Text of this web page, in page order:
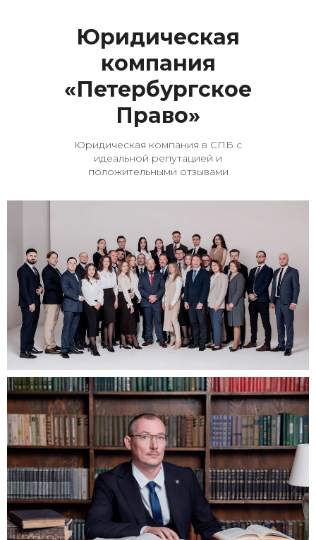
Юридическая
компания
«Петербургское
Право»
Юридическая компания в СПБ с
идеальной репутацией и
положительными отзывами